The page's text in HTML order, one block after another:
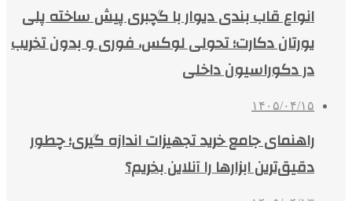
انواع قاب بندی دیوار با گچبری پیش ساخته پلی
یورتان دکارت؛ تحولی لوکس، فوری و بدون تخریب
در دکوراسیون داخلی
۱۴۰۵/۰۴/۱۵
راهنمای جامع خرید تجهیزات اندازه گیری؛ چطور
دقیق‌ترین ابزارها را آنلاین بخریم؟